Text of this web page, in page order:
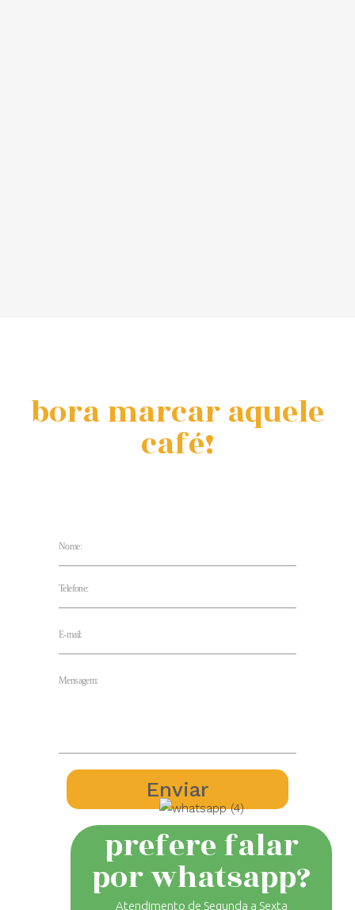
bora marcar aquele
café!
prefere falar
por whatsapp?
Atendimento de Segunda a Sexta